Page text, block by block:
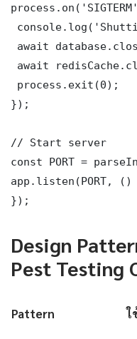
await
await
process.exit(0);
});
// Start server
const PORT =
app.listen(PORT, ()
});
Design
Pest Testing
Pattern ใ